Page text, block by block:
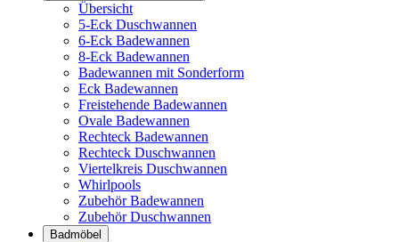
Übersicht
5-Eck Duschwannen
6-Eck Badewannen
8-Eck Badewannen
Badewannen mit Sonderform
Eck Badewannen
Freistehende Badewannen
Ovale Badewannen
Rechteck Badewannen
Rechteck Duschwannen
Viertelkreis Duschwannen
Whirlpools
Zubehör Badewannen
Zubehör Duschwannen
Badmöbel